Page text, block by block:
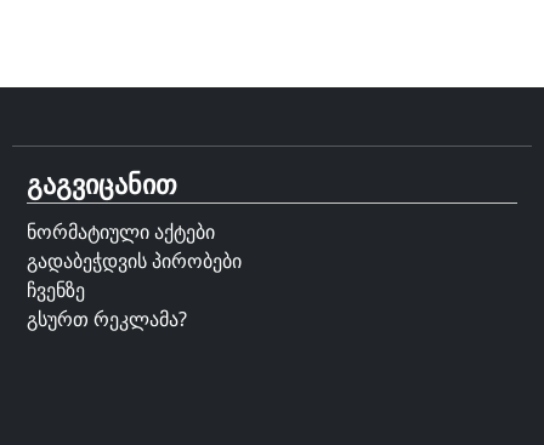
გაგვიცანით
ნორმატიული აქტები
გადაბეჭდვის პირობები
ჩვენზე
გსურთ რეკლამა?